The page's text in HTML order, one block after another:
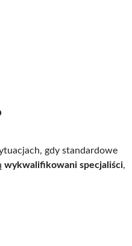
gdy standardowe
wykwalifikowani specjaliści,